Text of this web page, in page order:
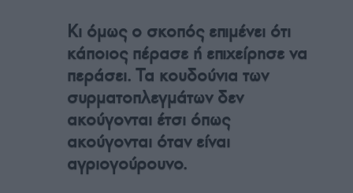
Κι όμως ο σκοπός επιμένει ότι
κάποιος πέρασε ή επιχείρησε να
περάσει. Τα κουδούνια των
συρματοπλεγμάτων δεν
ακούγονται έτσι όπως
ακούγονται όταν είναι
αγριογούρουνο.